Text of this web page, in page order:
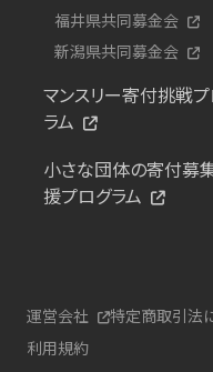
福井県共同募金会
新潟県共同募金会
マンスリー寄付挑戦
ラム
小さな団体の寄付募
援プログラム
運営会社 特定商取引法
利用規約